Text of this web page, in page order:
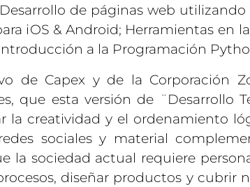
de páginas web
iOS & Android; Herramientas en
a la Programación
de Capex y de la Corporación
que esta versión de ¨Desarrollo
la creatividad y el ordenamiento
sociales y material
sociedad actual requiere
diseñar productos y cubrir